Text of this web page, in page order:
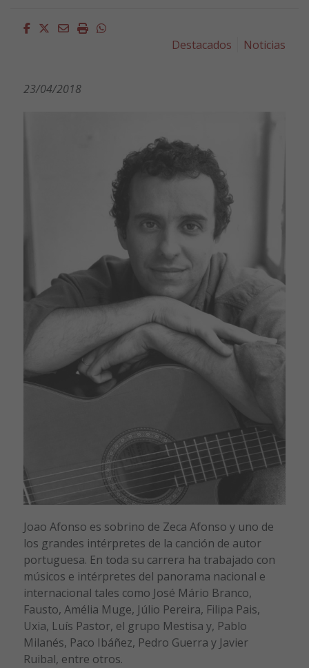
Facebook
Twitter
EmailImprimirWhatsapp
Destacados
Noticias
23/04/2018
Joao Afonso es sobrino de Zeca Afonso y uno de
los grandes intérpretes de la canción de autor
portuguesa. En toda su carrera ha trabajado con
músicos e intérpretes del panorama nacional e
internacional tales como José Mário Branco,
Fausto, Amélia Muge, Júlio Pereira, Filipa Pais,
Uxia, Luís Pastor, el grupo Mestisa y, Pablo
Milanés, Paco Ibáñez, Pedro Guerra y Javier
Ruibal, entre otros.